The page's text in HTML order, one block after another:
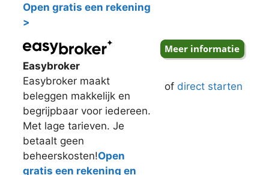
Open gratis een rekening
>
Easybroker
Easybroker maakt
beleggen makkelijk en
begrijpbaar voor iedereen.
Met lage tarieven. Je
betaalt geen
beheerskosten!Open
gratis een rekening en
of direct starten